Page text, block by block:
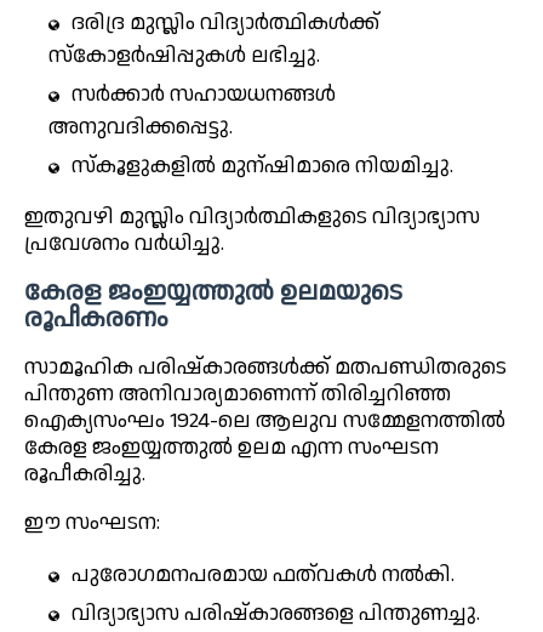
ദരിദ്ര മുസ്ലിം വിദ്യാർത്ഥികൾക്ക്
സ്കോളർഷിപ്പുകൾ ലഭിച്ചു.
സർക്കാർ സഹായധനങ്ങൾ
അനുവദിക്കപ്പെട്ടു.
സ്കൂളുകളിൽ മുന്ഷിമാരെ നിയമിച്ചു.
ഇതുവഴി മുസ്ലിം വിദ്യാർത്ഥികളുടെ വിദ്യാഭ്യാസ
പ്രവേശനം വർധിച്ചു.
കേരള ജംഇയ്യത്തുൽ ഉലമയുടെ
രൂപീകരണം
സാമൂഹിക പരിഷ്കാരങ്ങൾക്ക് മതപണ്ഡിതരുടെ
പിന്തുണ അനിവാര്യമാണെന്ന് തിരിച്ചറിഞ്ഞ
ഐക്യസംഘം 1924-ലെ ആലുവ സമ്മേളനത്തിൽ
കേരള ജംഇയ്യത്തുൽ ഉലമ എന്ന സംഘടന
രൂപീകരിച്ചു.
ഈ സംഘടന:
പുരോഗമനപരമായ ഫത്‌വകൾ നൽകി.
വിദ്യാഭ്യാസ പരിഷ്കാരങ്ങളെ പിന്തുണച്ചു.